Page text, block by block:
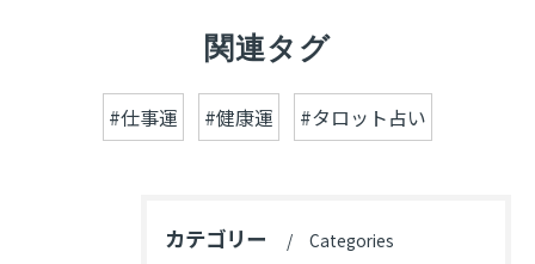
関連タグ
#仕事運 #健康運 #タロット占い
カテゴリー Categories